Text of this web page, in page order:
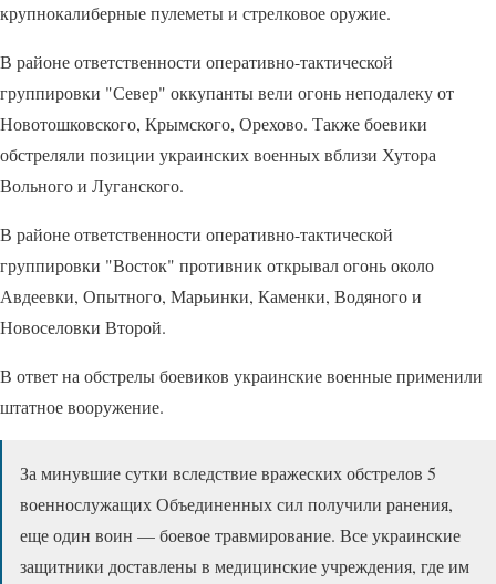
крупнокалиберные пулеметы и стрелковое оружие.
В районе ответственности оперативно-тактической
группировки "Север" оккупанты вели огонь неподалеку от
Новотошковского, Крымского, Орехово. Также боевики
обстреляли позиции украинских военных вблизи Хутора
Вольного и Луганского.
В районе ответственности оперативно-тактической
группировки "Восток" противник открывал огонь около
Авдеевки, Опытного, Марьинки, Каменки, Водяного и
Новоселовки Второй.
В ответ на обстрелы боевиков украинские военные применили
штатное вооружение.
За минувшие сутки вследствие вражеских обстрелов 5
военнослужащих Объединенных сил получили ранения,
еще один воин — боевое травмирование. Все украинские
защитники доставлены в медицинские учреждения, где им